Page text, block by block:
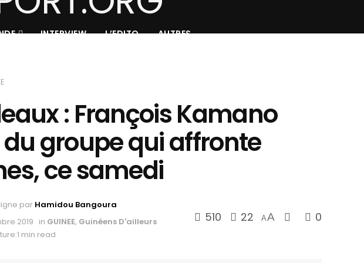
INTERVIEW L’EDITO AUTRES
: François Kamano
groupe qui affronte
ce samedi
par Hamidou Bangoura
2019 in GUINEE, Guinéens D'ailleurs
min read
510 22 AA 0